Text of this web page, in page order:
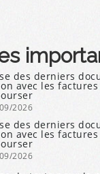
des derniers
avec les factures
2026
des derniers
avec les factures
2026